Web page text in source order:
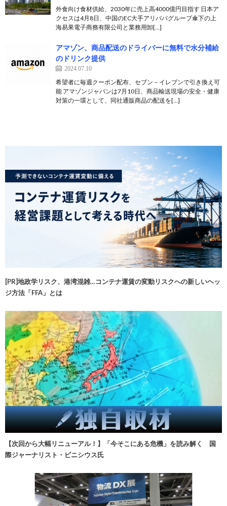
外食向け食材供給、2030年に売上高4000億円目指す 日本ア
クセスは4月8日、中国のEC大手アリババグループ傘下の上
海易果電子商務有限公司と業務用卸[…]
アマゾン、商品配送のドライバーに無料で水分補給
のドリンク提供
2024.07.10
希望者に毎週クーポン配布、セブン－イレブンで引き換え可
能 アマゾンジャパンは7月10日、商品輸送現場の安全・健康
対策の一環として、同社通販商品の配送を[…]
[PR]地政学リスク、港湾混雑…コンテナ運賃の変動リスクへの新しいヘッ
ジ方法「FFA」とは
【次回から大幅リニューアル！】「今そこにある危機」を読み解く 国
際ジャーナリスト・ビニシウス氏